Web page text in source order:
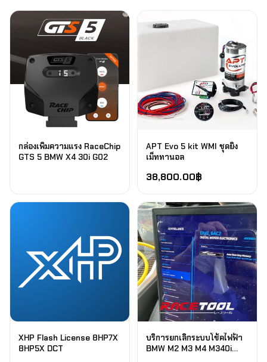
กล่องเพิ่มความแรง RaceChip
GTS 5 BMW X4 30i G02
APT Evo 5 kit WMI ชุดยิง
เม็ททานอล
38,800.00฿
XHP Flash License 8HP7X
8HP5X DCT
บริการยกเลิกระบบโช้คไฟฟ้า
BMW M2 M3 M4 M340i